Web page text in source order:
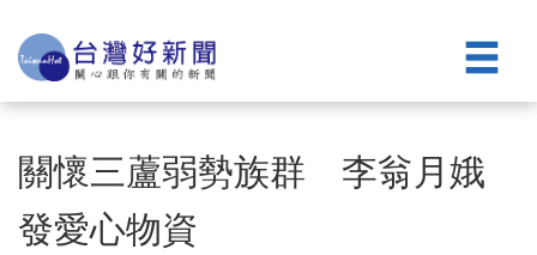
關懷三蘆弱勢族群 李翁月娥
發愛心物資